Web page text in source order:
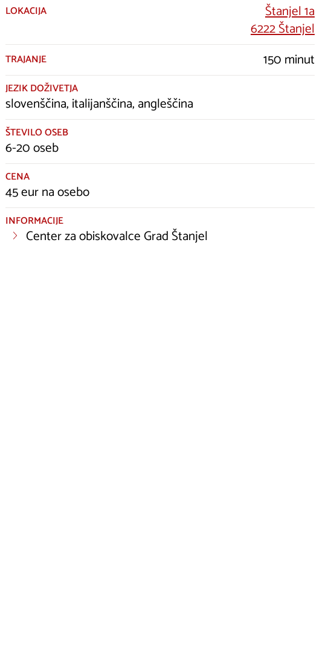
LOKACIJA
Štanjel 1a
6222 Štanjel
TRAJANJE 150 minut
JEZIK DOŽIVETJA
slovenščina, italijanščina, angleščina
ŠTEVILO OSEB
6-20 oseb
CENA
45 eur na osebo
INFORMACIJE
Center za obiskovalce Grad Štanjel